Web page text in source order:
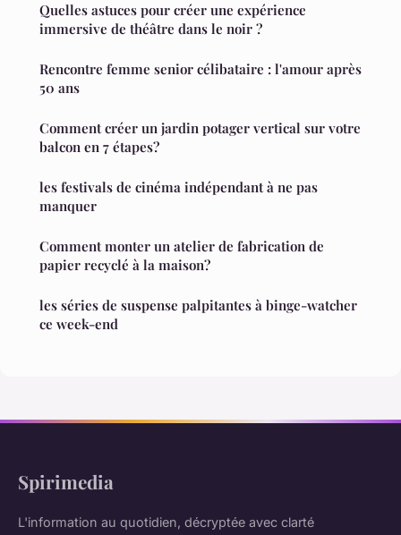
Quelles astuces pour créer une expérience
immersive de théâtre dans le noir ?
Rencontre femme senior célibataire : l'amour après
50 ans
Comment créer un jardin potager vertical sur votre
balcon en 7 étapes?
les festivals de cinéma indépendant à ne pas
manquer
Comment monter un atelier de fabrication de
papier recyclé à la maison?
les séries de suspense palpitantes à binge-watcher
ce week-end
Spirimedia
L'information au quotidien, décryptée avec clarté